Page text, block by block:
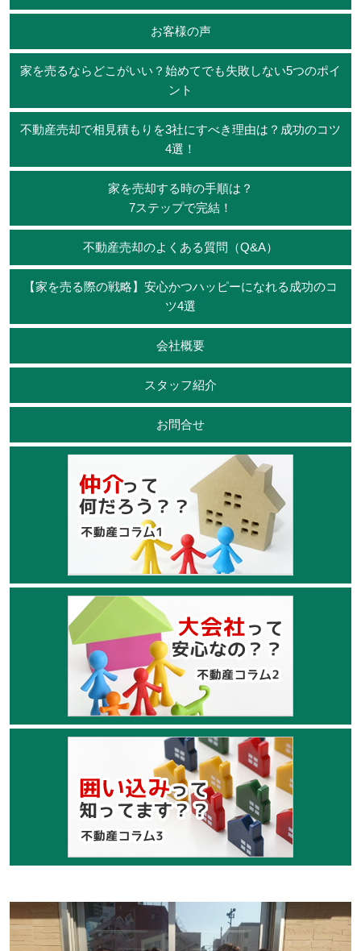
お客様の声
家を売るならどこがいい？始めてでも失敗しない5つのポイ
ント
不動産売却で相見積もりを3社にすべき理由は？成功のコツ
4選！
家を売却する時の手順は？
7ステップで完結！
不動産売却のよくある質問（Q&A）
【家を売る際の戦略】安心かつハッピーになれる成功のコ
ツ4選
会社概要
スタッフ紹介
お問合せ